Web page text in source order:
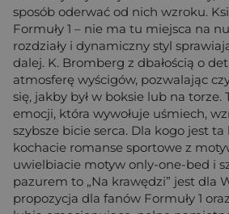
sposób oderwać od nich wzroku.
Formuły 1 – nie ma tu miejsca na
rozdziały i dynamiczny styl
dalej. K. Bromberg z dbałością o
atmosferę wyścigów, pozwalając
się, jakby był w boksie lub na torze.
emocji, która wywołuje uśmiech,
szybsze bicie serca. Dla kogo jest ta
kochacie romanse sportowe z
uwielbiacie motyw only-one-bed i
pazurem to „Na krawędzi” jest dla
propozycja dla fanów Formuły 1